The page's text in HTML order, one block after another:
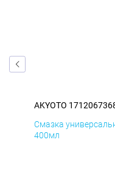
AKYOTO
Смазка
400мл